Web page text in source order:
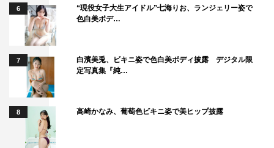
6
“現役女子大生アイドル”七海りお、ランジェリー姿で
色白美ボデ…
7
白濱美兎、ビキニ姿で色白美ボディ披露 デジタル限
定写真集『純…
8 高崎かなみ、葡萄色ビキニ姿で美ヒップ披露